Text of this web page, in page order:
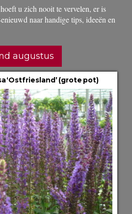
hoeft u zich nooit te vervelen, er is
naar handige tips, ideeën en
augustus
‘Ostfriesland’ (grote pot)